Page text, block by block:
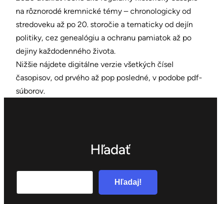
na rôznorodé kremnické témy – chronologicky od
stredoveku až po 20. storočie a tematicky od dejín
politiky, cez genealógiu a ochranu pamiatok až po
dejiny každodenného života.
Nižšie nájdete digitálne verzie všetkých čísel
časopisov, od prvého až pop posledné, v podobe pdf-
súborov.
Hľadať
Hľadaj!